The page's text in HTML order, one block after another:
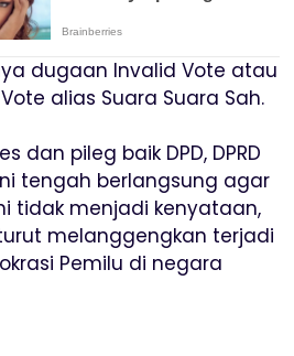
dugaan Invalid Vote atau
alias Suara Suara Sah.
dan pileg baik DPD, DPRD
tengah berlangsung agar
tidak menjadi kenyataan,
melanggengkan terjadi
Pemilu di negara